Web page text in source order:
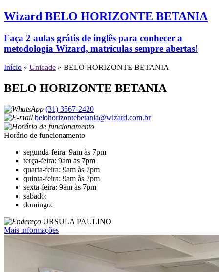
Wizard BELO HORIZONTE BETANIA
Faça 2 aulas grátis de inglês para conhecer a
metodologia Wizard, matrículas sempre abertas!
Início » Unidade » BELO HORIZONTE BETANIA
BELO HORIZONTE BETANIA
(31) 3567-2420
belohorizontebetania@wizard.com.br
Horário de funcionamento
segunda-feira: 9am às 7pm
terça-feira: 9am às 7pm
quarta-feira: 9am às 7pm
quinta-feira: 9am às 7pm
sexta-feira: 9am às 7pm
sabado:
domingo:
URSULA PAULINO
Mais informações